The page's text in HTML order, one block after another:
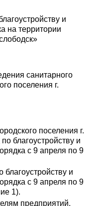
и
на территории
санитарного
поселения г.
поселения г.
благоустройству и
с 9 апреля по 9
и
с 9 апреля по 9
1).
предприятий,